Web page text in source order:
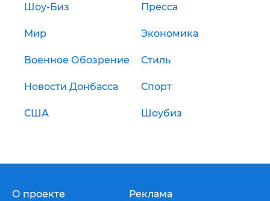
Шоу-Биз Пресса
Мир Экономика
Военное Обозрение Стиль
Новости Донбасса Спорт
США Шоубиз
О проекте Реклама